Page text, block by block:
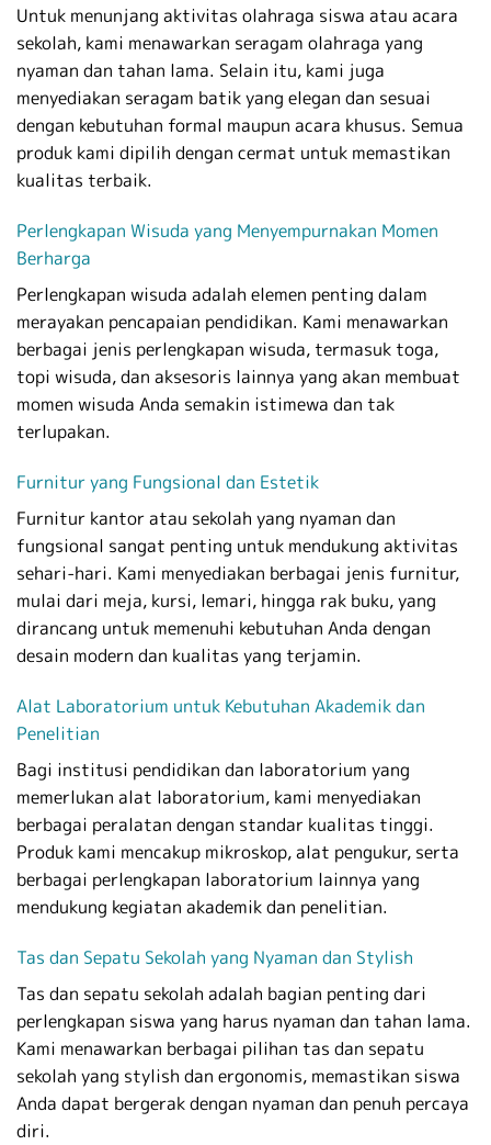
Untuk menunjang aktivitas olahraga siswa atau acara
sekolah, kami menawarkan seragam olahraga yang
nyaman dan tahan lama. Selain itu, kami juga
menyediakan seragam batik yang elegan dan sesuai
dengan kebutuhan formal maupun acara khusus. Semua
produk kami dipilih dengan cermat untuk memastikan
kualitas terbaik.
Perlengkapan Wisuda yang Menyempurnakan Momen
Berharga
Perlengkapan wisuda adalah elemen penting dalam
merayakan pencapaian pendidikan. Kami menawarkan
berbagai jenis perlengkapan wisuda, termasuk toga,
topi wisuda, dan aksesoris lainnya yang akan membuat
momen wisuda Anda semakin istimewa dan tak
terlupakan.
Furnitur yang Fungsional dan Estetik
Furnitur kantor atau sekolah yang nyaman dan
fungsional sangat penting untuk mendukung aktivitas
sehari-hari. Kami menyediakan berbagai jenis furnitur,
mulai dari meja, kursi, lemari, hingga rak buku, yang
dirancang untuk memenuhi kebutuhan Anda dengan
desain modern dan kualitas yang terjamin.
Alat Laboratorium untuk Kebutuhan Akademik dan
Penelitian
Bagi institusi pendidikan dan laboratorium yang
memerlukan alat laboratorium, kami menyediakan
berbagai peralatan dengan standar kualitas tinggi.
Produk kami mencakup mikroskop, alat pengukur, serta
berbagai perlengkapan laboratorium lainnya yang
mendukung kegiatan akademik dan penelitian.
Tas dan Sepatu Sekolah yang Nyaman dan Stylish
Tas dan sepatu sekolah adalah bagian penting dari
perlengkapan siswa yang harus nyaman dan tahan lama.
Kami menawarkan berbagai pilihan tas dan sepatu
sekolah yang stylish dan ergonomis, memastikan siswa
Anda dapat bergerak dengan nyaman dan penuh percaya
diri.